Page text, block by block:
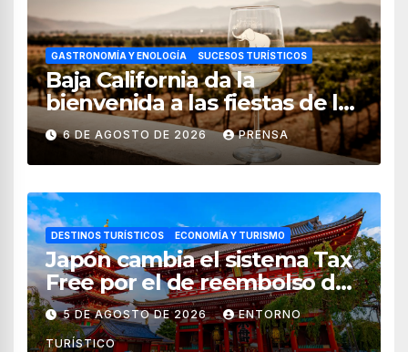
GASTRONOMÍA Y ENOLOGÍA SUCESOS TURÍSTICOS
Baja California da la
bienvenida a las fiestas de la
vendimia 2026
6 DE AGOSTO DE 2026 PRENSA
DESTINOS TURÍSTICOS ECONOMÍA Y TURISMO
Japón cambia el sistema Tax
Free por el de reembolso de
impuestos desde noviembre
de 2026
5 DE AGOSTO DE 2026 ENTORNO
TURÍSTICO